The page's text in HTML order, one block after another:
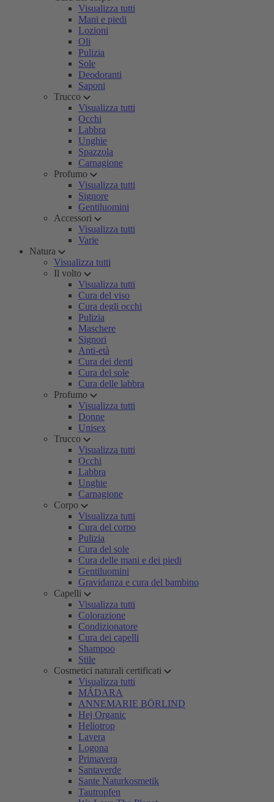
Visualizza tutti
Mani e piedi
Lozioni
Oli
Pulizia
Sole
Deodoranti
Saponi
Trucco
Visualizza tutti
Occhi
Labbra
Unghie
Spazzola
Carnagione
Profumo
Visualizza tutti
Signore
Gentiluomini
Accessori
Visualizza tutti
Varie
Natura
Visualizza tutti
Il volto
Visualizza tutti
Cura del viso
Cura degli occhi
Pulizia
Maschere
Signori
Anti-età
Cura dei denti
Cura del sole
Cura delle labbra
Profumo
Visualizza tutti
Donne
Unisex
Trucco
Visualizza tutti
Occhi
Labbra
Unghie
Carnagione
Corpo
Visualizza tutti
Cura del corpo
Pulizia
Cura del sole
Cura delle mani e dei piedi
Gentiluomini
Gravidanza e cura del bambino
Capelli
Visualizza tutti
Colorazione
Condizionatore
Cura dei capelli
Shampoo
Stile
Cosmetici naturali certificati
Visualizza tutti
MÁDARA
ANNEMARIE BÖRLIND
Hej Organic
Heliotrop
Lavera
Logona
Primavera
Santaverde
Sante Naturkosmetik
Tautropfen